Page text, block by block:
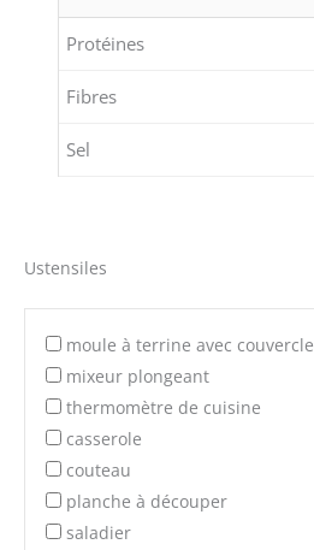
Protéines
Fibres
Sel
Ustensiles
moule à terrine avec couvercle
mixeur plongeant
thermomètre de cuisine
casserole
couteau
planche à découper
saladier